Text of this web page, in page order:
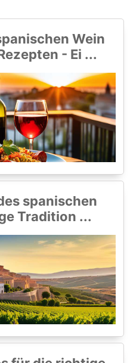
Wein
- Ei ...
spanischen
Tradition ...